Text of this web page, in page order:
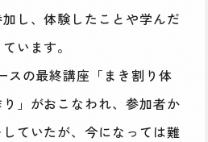
し、体験したことや学んだ
います。
スの最終講座「まき割り体
」がおこなわれ、参加者か
ていたが、今になっては難